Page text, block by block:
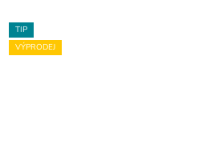
TIP
VÝPRODEJ